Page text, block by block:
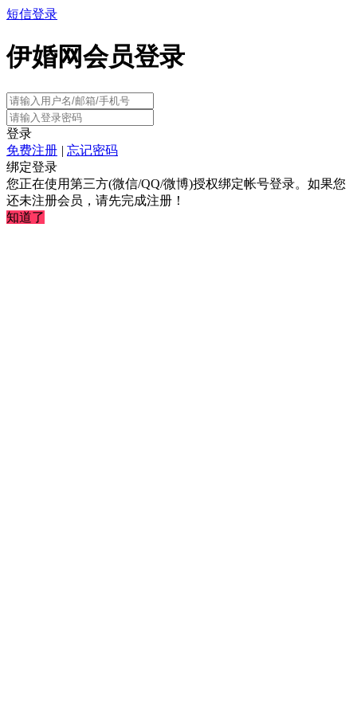
短信登录
伊婚网会员登录
登录
免费注册 | 忘记密码
绑定登录
您正在使用第三方(微信/QQ/微博)授权绑定帐号登录。如果您
还未注册会员，请先完成注册！
知道了